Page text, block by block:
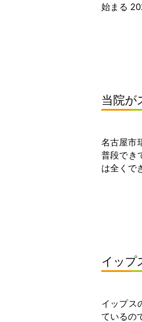
始まる
当院が
名古屋市
普段でき
は全くで
イップ
イップス
ているの